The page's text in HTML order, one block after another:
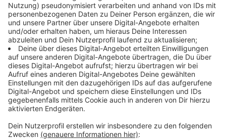
Vollbrand, sagte uns Einsatzleiter Marcel Kratz. Auch
ein in der Nähe stehender Bagger hatte bereits Feuer
gefangen. Unter Atemschutz konnten die
Feuerwehrleute die Fahrzeuge löschen, der Einsatz
konnte nach gut einer Stunde beendet werden. Das
Auto, das wohl bereits zuvor nicht mehr fahrtüchtig
und zur Verwertung vorgesehen war, ist durch das
Feuer vollständig zerstört worden, auch am Bagger
entstand hoher Schaden. Rund 60 Feuerwehrleute
waren vor Ort. Die Brandursache ist nicht bekannt.
Anzeige